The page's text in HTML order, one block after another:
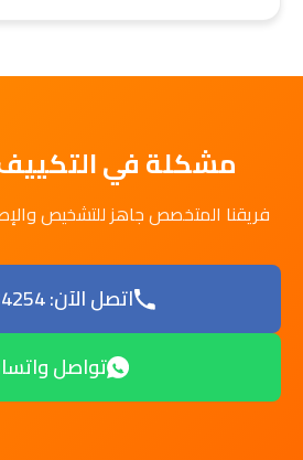
مشكلة في
فريقنا المتخصص جاهز للتشخيص
اتصل الآن: 55334254
تواصل